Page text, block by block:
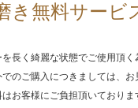
き無料サービ
長く綺麗な状態でご使用頂
のご購入につきましては、お
お客様にご負担頂いておりま